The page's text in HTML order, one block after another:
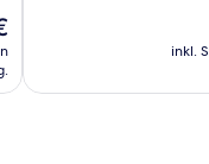
inkl.